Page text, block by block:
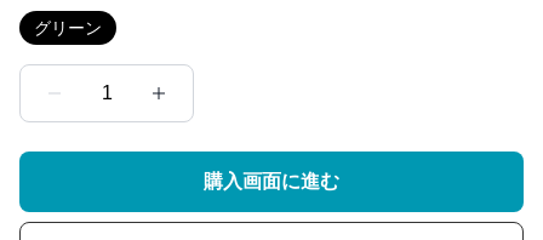
グリーン
1
購入画面に進む